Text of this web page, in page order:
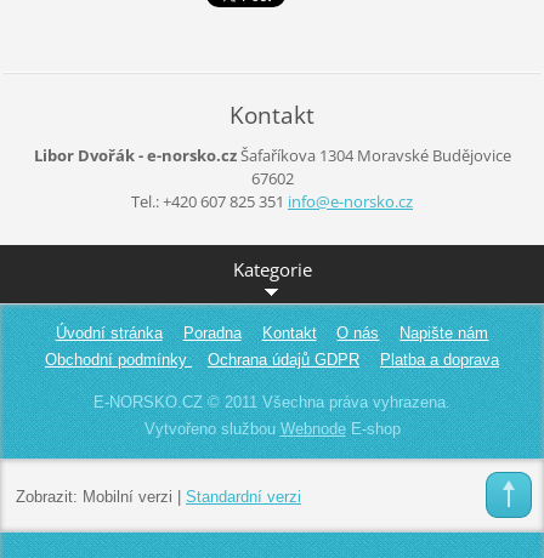
Kontakt
Libor Dvořák - e-norsko.czŠafaříkova 1304Moravské Budějovice
67602
Tel.: +420 607 825 351 info@e-norsko.cz
Kategorie
Úvodní stránka Poradna Kontakt O nás
Napište nám
Obchodní podmínky
Ochrana údajů GDPR Platba a doprava
E-NORSKO.CZ © 2011 Všechna práva vyhrazena.
Vytvořeno službouWebnodeE-shop
Zobrazit: Mobilní verzi | Standardní verzi